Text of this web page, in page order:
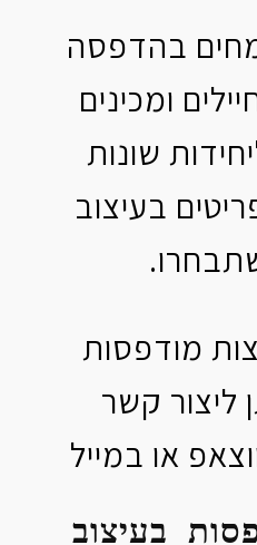
בהדפסה
ומכינים
שונות
בעיצוב
מודפסות
ליצור קשר
או במייל
בעיצוב